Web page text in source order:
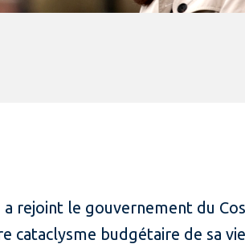
a rejoint le gouvernement du
cataclysme budgétaire de sa